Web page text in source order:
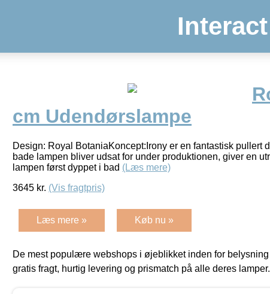
cm Udendørslampe
Design: Royal BotaniaKoncept:Irony er en fantastisk pullert
bade lampen bliver udsat for under produktionen, giver en
lampen først dyppet i bad (Læs mere)
3645 kr. (Vis fragtpris)
Læs mere » Køb nu »
De mest populære webshops i øjeblikket inden for belysning
gratis fragt, hurtig levering og prismatch på alle deres lamper.